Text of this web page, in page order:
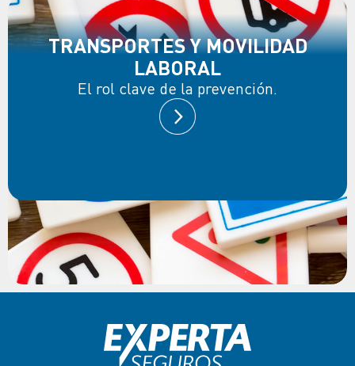
TRANSPORTES Y MOVILIDAD
LABORAL
El rol clave de la prevención.